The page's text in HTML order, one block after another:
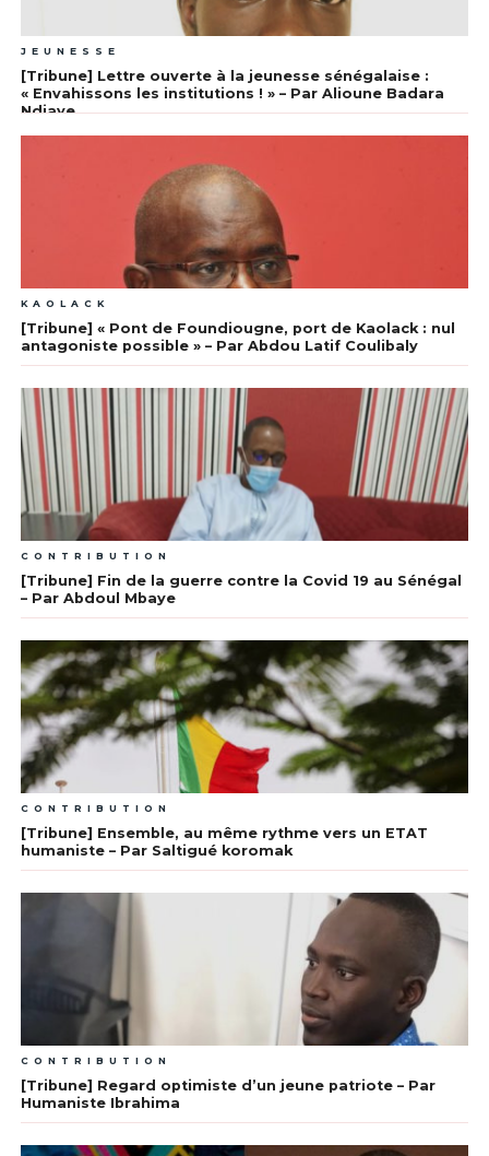
JEUNESSE
[Tribune] Lettre ouverte à la jeunesse sénégalaise :
« Envahissons les institutions ! » – Par Alioune Badara
Ndiaye
KAOLACK
[Tribune] « Pont de Foundiougne, port de Kaolack : nul
antagoniste possible » – Par Abdou Latif Coulibaly
CONTRIBUTION
[Tribune] Fin de la guerre contre la Covid 19 au Sénégal
– Par Abdoul Mbaye
CONTRIBUTION
[Tribune] Ensemble, au même rythme vers un ETAT
humaniste – Par Saltigué koromak
CONTRIBUTION
[Tribune] Regard optimiste d’un jeune patriote – Par
Humaniste Ibrahima